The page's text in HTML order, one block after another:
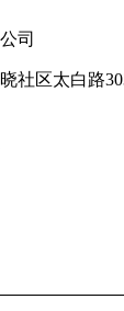
司
社区太白路